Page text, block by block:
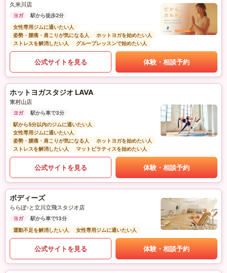
久米川店
ヨガ
駅から徒歩2分
女性専用ジムに通いたい人
姿勢・腰痛・肩こりが気になる人
ホットヨガを始めたい人
ストレスを解消したい人
グループレッスンで始めたい人
公式サイトを見る 体験・相談予約
ホットヨガスタジオ LAVA
東村山店
ヨガ
駅から車で3分
駅から5分以内のジムに通いたい人
女性専用ジムに通いたい人
姿勢・腰痛・肩こりが気になる人
ホットヨガを始めたい人
ストレスを解消したい人
マットピラティスを始めたい人
公式サイトを見る 体験・相談予約
ボディーズ
ららぽ-と立川立飛スタジオ店
ヨガ
駅から車で13分
運動不足を解消したい人
女性専用ジムに通いたい人
公式サイトを見る 体験・相談予約